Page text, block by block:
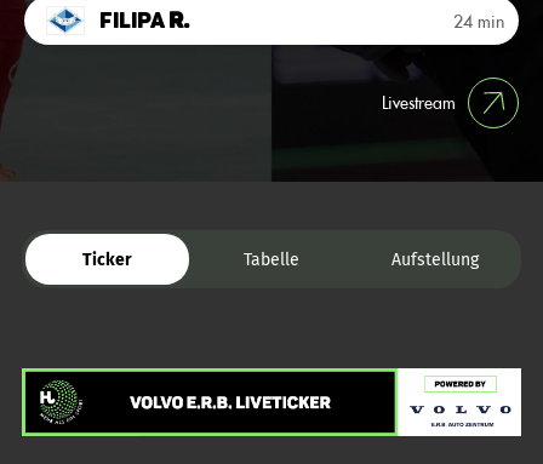
FilipaR. 24 min
Livestream
Ticker Tabelle Aufstellung